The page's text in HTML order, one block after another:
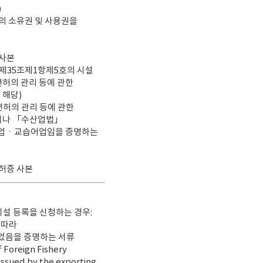
소유권 및 사용권을
본
35조제1항제5호의 시설
의 관리 등에 관한
해당)
의 관리 등에 관한
「수산업법」
ㆍ교습어업임을 증명하는
증 사본
등록을 신청하는 경우:
라
음을 증명하는 서류
Fishery